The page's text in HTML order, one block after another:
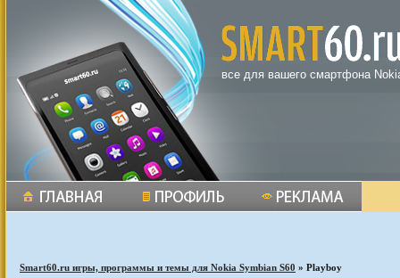
все для вашего смартфона
Smart60.ru игры, программы и темы для Nokia Symbian S60 » Playboy